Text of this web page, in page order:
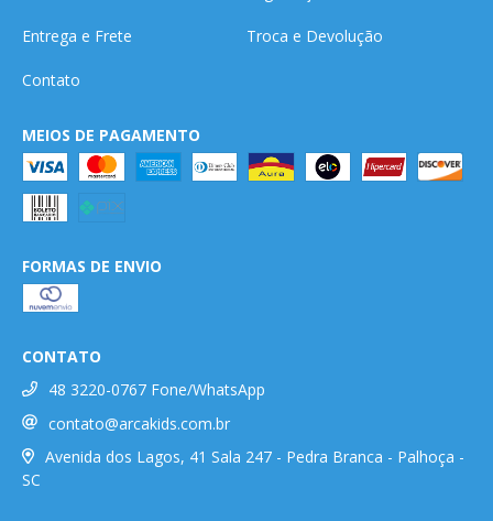
Entrega e Frete Troca e Devolução
Contato
MEIOS DE PAGAMENTO
FORMAS DE ENVIO
CONTATO
48 3220-0767 Fone/WhatsApp
contato@arcakids.com.br
Avenida dos Lagos, 41 Sala 247 - Pedra Branca - Palhoça -
SC